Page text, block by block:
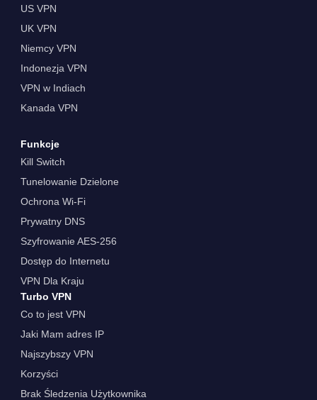
US VPN
UK VPN
Niemcy VPN
Indonezja VPN
VPN w Indiach
Kanada VPN
Funkcje
Kill Switch
Tunelowanie Dzielone
Ochrona Wi-Fi
Prywatny DNS
Szyfrowanie AES-256
Dostęp do Internetu
VPN Dla Kraju
Turbo VPN
Co to jest VPN
Jaki Mam adres IP
Najszybszy VPN
Korzyści
Brak Śledzenia Użytkownika